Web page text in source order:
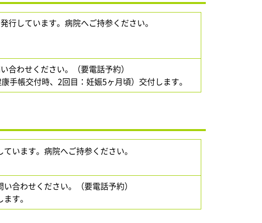
行しています。病院へご持参ください。
合わせください。（要電話予約）
手帳交付時、2回目：妊娠5ヶ月頃）交付します。
います。病院へご持参ください。
合わせください。（要電話予約）
す。